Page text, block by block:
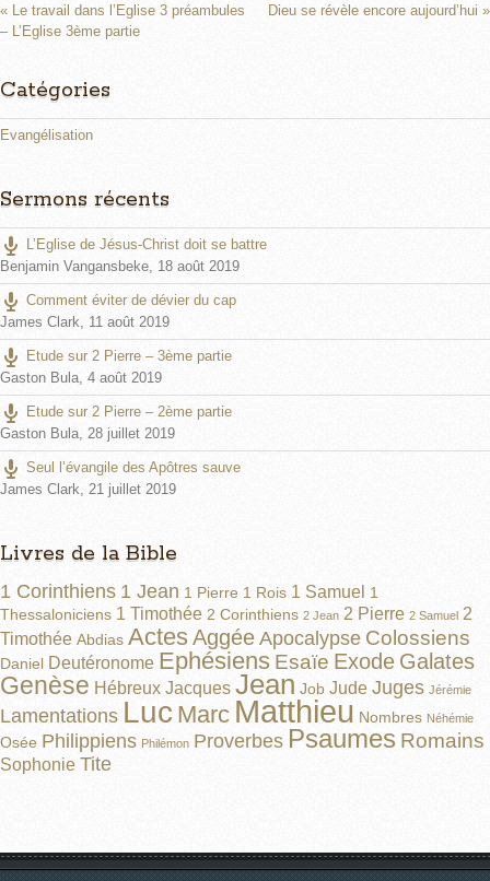
n
« Le travail dans l’Eglise 3 préambules
– L’Eglise 3ème partie
Dieu se révèle encore aujourd’hui »
Catégories
Evangélisation
Sermons récents
L’Eglise de Jésus-Christ doit se battre
Benjamin Vangansbeke, 18 août 2019
Comment éviter de dévier du cap
James Clark, 11 août 2019
Etude sur 2 Pierre – 3ème partie
Gaston Bula, 4 août 2019
Etude sur 2 Pierre – 2ème partie
Gaston Bula, 28 juillet 2019
Seul l’évangile des Apôtres sauve
James Clark, 21 juillet 2019
Livres de la Bible
1 Corinthiens 1 Jean 1 Pierre 1 Rois 1 Samuel 1
Thessaloniciens 1 Timothée 2 Corinthiens 2 Jean 2 Pierre 2 Samuel 2
Timothée Abdias ActesAggée Apocalypse Colossiens
Daniel Deutéronome Ephésiens Esaïe Exode Galates
Genèse Hébreux Jacques Jean Job Jude Juges Jérémie
Lamentations Luc Marc Matthieu Nombres Néhémie
Osée Philippiens Philémon Proverbes Psaumes Romains
Sophonie Tite